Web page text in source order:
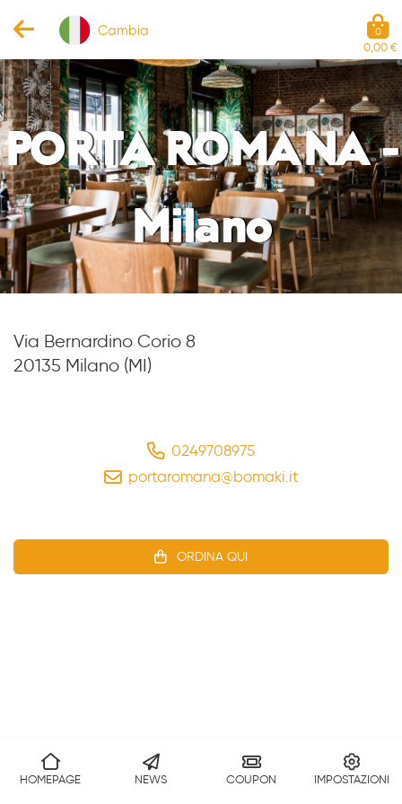
Cambia 0
0,00 €
PORTA ROMANA -
Milano
Via Bernardino Corio 8
20135 Milano (MI)
0249708975
portaromana@bomaki.it
ORDINA QUI
HOMEPAGE NEWS COUPON IMPOSTAZIONI